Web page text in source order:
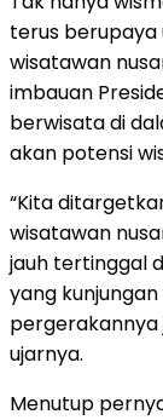
terus berupaya
wisatawan
imbauan
berwisata di
akan potensi
“Kita
wisatawan
jauh tertinggal
yang
pergerakannya
ujarnya.
Menutup